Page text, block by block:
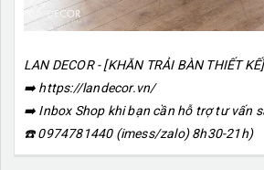
LAN DECOR - [KHĂN TRẢI BÀN THIẾT KẾ]
➡️ https://landecor.vn/
➡️ Inbox Shop khi bạn cần hỗtrợtưvấn s
☎️0974781440 (imess/zalo) 8h30-21h)